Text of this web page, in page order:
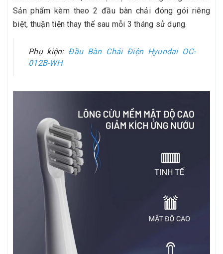
Sản phẩm kèm theo 2 đầu bàn chải đóng gói riêng
biệt, thuận tiện thay thế sau mỗi 3 tháng sử dụng.
Phụ kiện: Đầu Bàn Chải Điện Hyundai OC-
012B-WH